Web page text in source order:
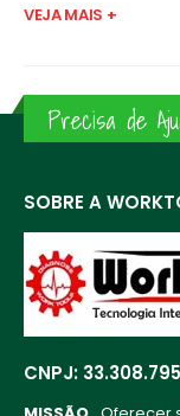
VEJA MAIS +
Precisa de
SOBRE A
CNPJ: